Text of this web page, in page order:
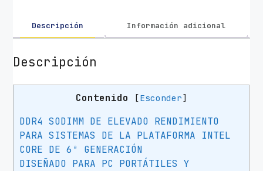
C
o
s
Descripción Información adicional
Descripción
Contenido [Esconder]
DDR4 SODIMM DE ELEVADO RENDIMIENTO
PARA SISTEMAS DE LA PLATAFORMA INTEL
CORE DE 6ª GENERACIÓN
DISEÑADO PARA PC PORTÁTILES Y